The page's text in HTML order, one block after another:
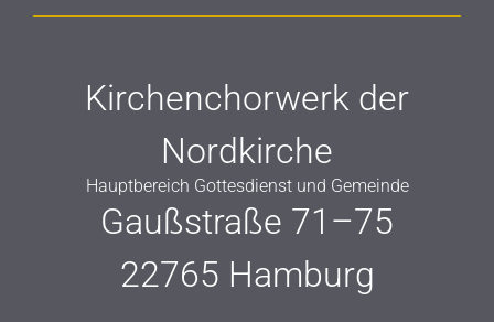
Kirchenchorwerk der
Nordkirche
Hauptbereich Gottesdienst und Gemeinde
Gaußstraße 71–75
22765 Hamburg